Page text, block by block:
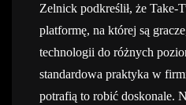
Zelnick podkreślił, że Take-
platformę, na której są
technologii do różnych
standardowa praktyka w
potrafią to robić doskonale.